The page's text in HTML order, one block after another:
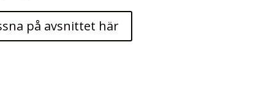
på avsnittet här